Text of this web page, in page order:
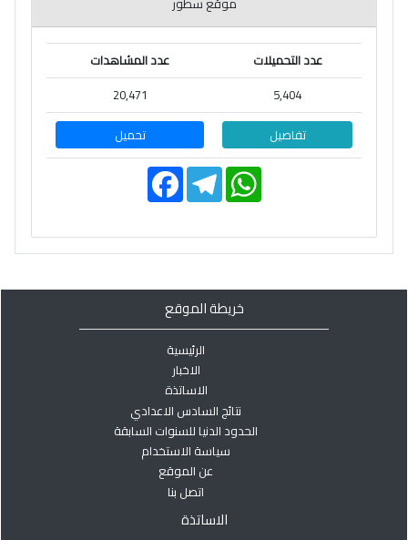
عدد التحميلات
عدد المشاهدات
5,404
20,471
تفاصيل
تحميل
F
a
c
b
o
T
e
l
g
a
s
p
خريطة الموقع
الرئيسية
الاخبار
الاساتذة
نتائج السادس الاعدادي
الحدود الدنيا للسنوات السابقة
سياسة الاستخدام
عن الموقع
اتصل بنا
الاساتذة